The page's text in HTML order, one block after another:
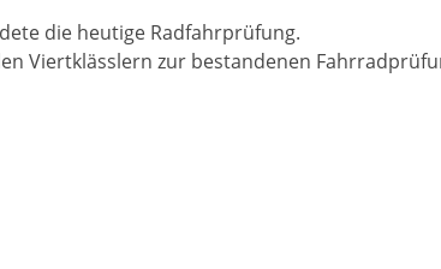
die heutige Radfahrprüfung.
Viertklässlern zur bestandenen